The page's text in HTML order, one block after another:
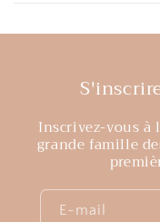
Inscrivez-vous
grande famille
E-mail